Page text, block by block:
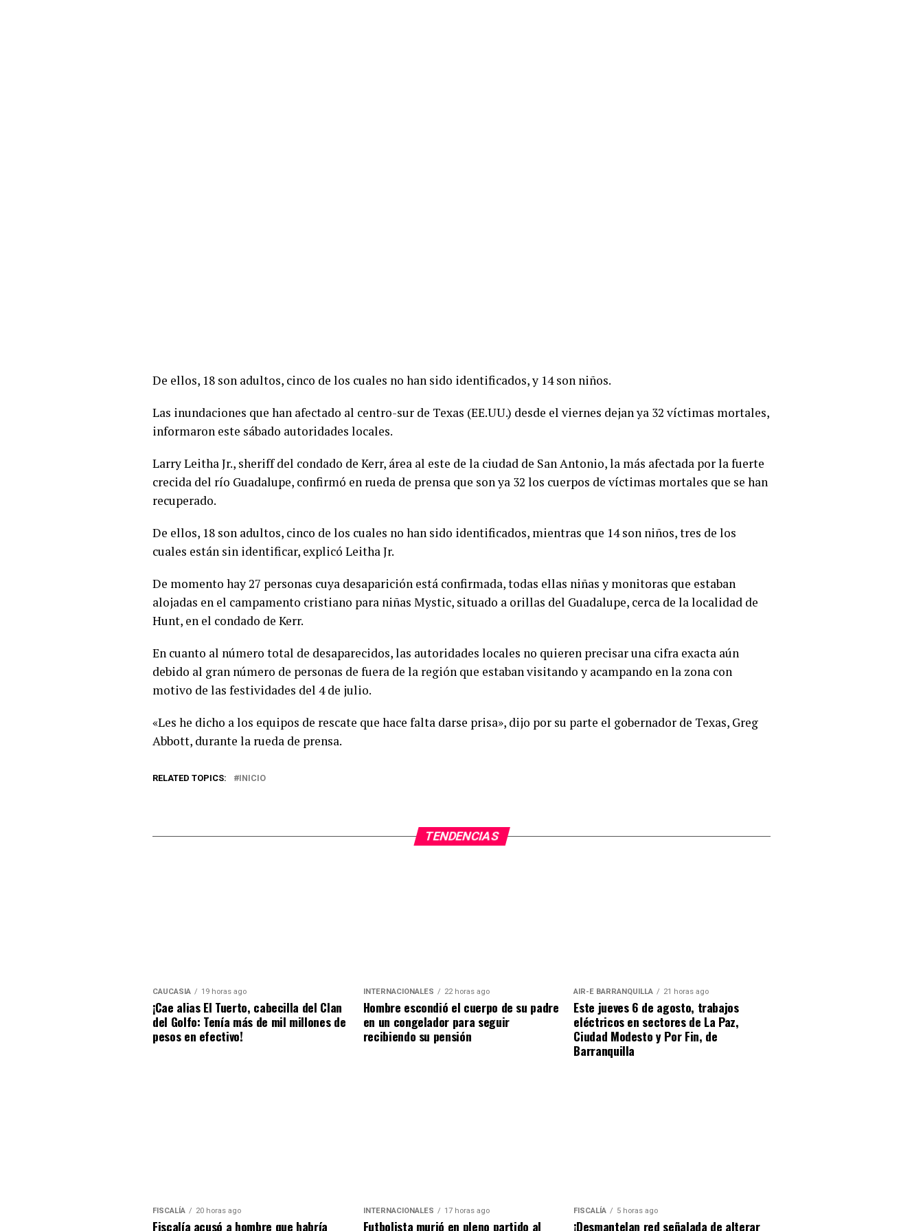
De ellos, 18 son adultos, cinco de los cuales no han sido identificados, y 14 son niños.
Las inundaciones que han afectado al centro-sur de Texas (EE.UU.) desde el viernes dejan ya 32 víctimas mortales,
informaron este sábado autoridades locales.
Larry Leitha Jr., sheriff del condado de Kerr, área al este de la ciudad de San Antonio, la más afectada por la fuerte
crecida del río Guadalupe, confirmó en rueda de prensa que son ya 32 los cuerpos de víctimas mortales que se han
recuperado.
De ellos, 18 son adultos, cinco de los cuales no han sido identificados, mientras que 14 son niños, tres de los
cuales están sin identificar, explicó Leitha Jr.
De momento hay 27 personas cuya desaparición está confirmada, todas ellas niñas y monitoras que estaban
alojadas en el campamento cristiano para niñas Mystic, situado a orillas del Guadalupe, cerca de la localidad de
Hunt, en el condado de Kerr.
En cuanto al número total de desaparecidos, las autoridades locales no quieren precisar una cifra exacta aún
debido al gran número de personas de fuera de la región que estaban visitando y acampando en la zona con
motivo de las festividades del 4 de julio.
«Les he dicho a los equipos de rescate que hace falta darse prisa», dijo por su parte el gobernador de Texas, Greg
Abbott, durante la rueda de prensa.
RELATED TOPICS: INICIO
TENDENCIAS
CAUCASIA 19 horas ago
¡Cae alias El Tuerto, cabecilla del Clan
del Golfo: Tenía más de mil millones de
pesos en efectivo!
INTERNACIONALES 22 horas ago
Hombre escondió el cuerpo de su padre
en un congelador para seguir
recibiendo su pensión
AIR-E BARRANQUILLA 21 horas ago
Este jueves 6 de agosto, trabajos
eléctricos en sectores de La Paz,
Ciudad Modesto y Por Fin, de
Barranquilla
FISCALÍA 20 horas ago
Fiscalía acusó a hombre que habría
INTERNACIONALES 17 horas ago
Futbolista murió en pleno partido al
FISCALÍA 5 horas ago
¡Desmantelan red señalada de alterar